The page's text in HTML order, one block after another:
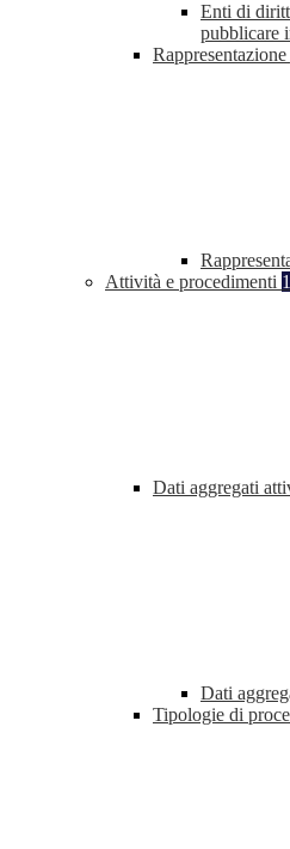
Enti di
pubblicare
Attività e procedimenti 1
Dati aggregati
Dati
Tipologie di